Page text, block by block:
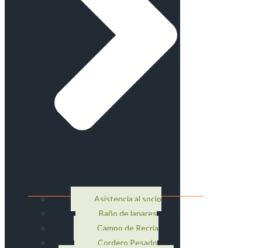
Asistencia al socio
Baño de lanares
Campo de Recria
Cordero Pesado